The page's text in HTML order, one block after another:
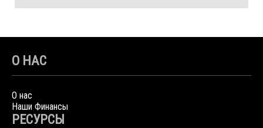
О НАС
О нас
Наши Финансы
РЕСУРСЫ